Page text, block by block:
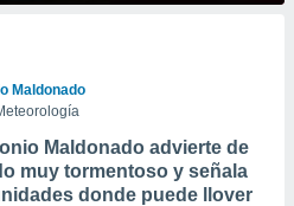
Maldonado
Maldonado advierte de
muy tormentoso y señala
donde puede llover